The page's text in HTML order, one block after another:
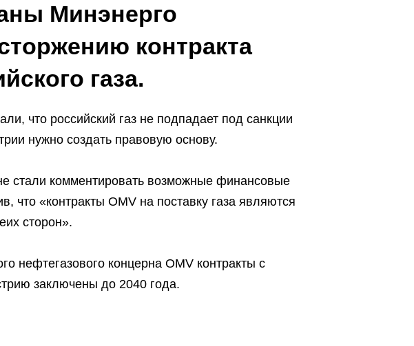
Минэнерго
контракта
газа.
что российский газ не подпадает под санкции
нужно создать правовую основу.
стали комментировать возможные финансовые
что «контракты OMV на поставку газа являются
сторон».
нефтегазового концерна OMV контракты с
заключены до 2040 года.